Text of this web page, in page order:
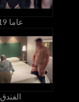
19 عاما
الفندق